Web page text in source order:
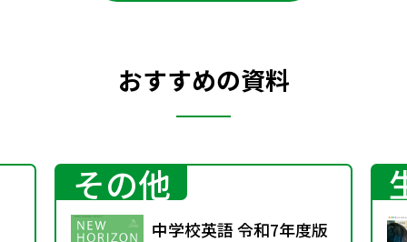
おすすめの資料
その他
中学校英語 令和7年度版